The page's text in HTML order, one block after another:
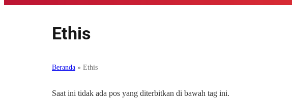
Ethis
Beranda » Ethis
Saat ini tidak ada pos yang diterbitkan di bawah tag ini.